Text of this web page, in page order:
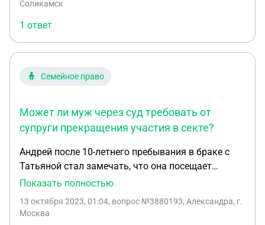
Соликамск
1 ответ
Семейное право
Может ли муж через суд требовать от
супруги прекращения участия в секте?
Андрей после 10-летнего пребывания в браке с
Татьяной стал замечать, что она посещает
собрания религиозной секты и приобщает к секте
порядке потребовать прекращения деятельности
Показать полностью
13 октября 2023, 01:04, вопрос №3880193, Александра, г.
Москва